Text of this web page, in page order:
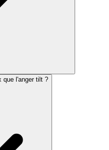
que l'anger tilt ?